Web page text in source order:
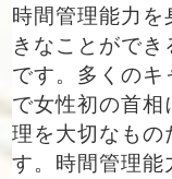
時間管理能力を
きなことがで
です。多くのキ
で女性初の首相
理を大切なもの
す。時間管理能